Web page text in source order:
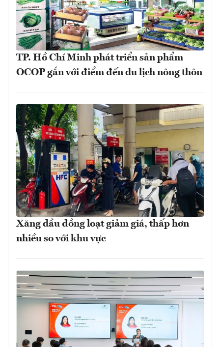
TP. Hồ Chí Minh phát triển sản phẩm
OCOP gắn với điểm đến du lịch nông thôn
Xăng dầu đồng loạt giảm giá, thấp hơn
nhiều so với khu vực